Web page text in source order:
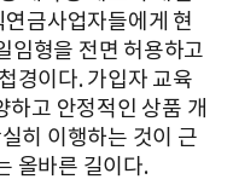
금사업자들에게 현
임형을 전면 허용하고
경이다. 가입자 교육
하고 안정적인 상품 개
히 이행하는 것이 근
올바른 길이다.